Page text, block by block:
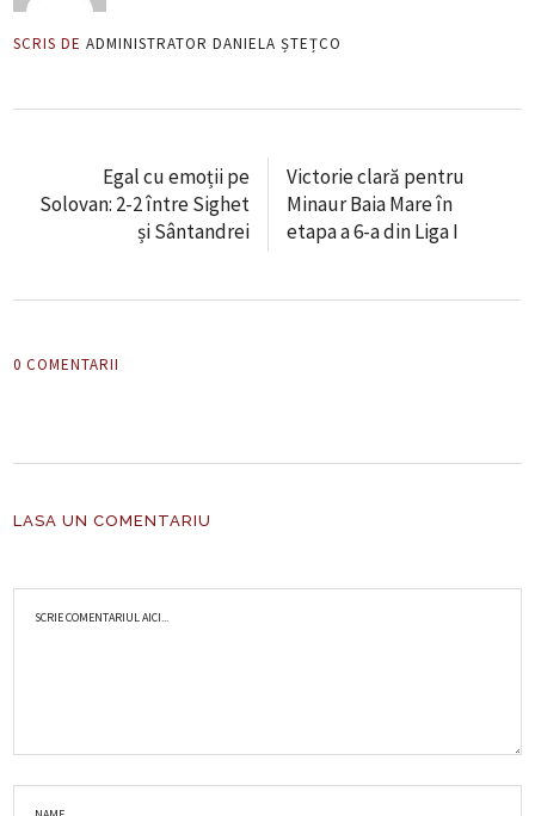
SCRIS DE ADMINISTRATOR DANIELA ȘTEȚCO
Egal cu emoții pe
Solovan: 2-2 între Sighet
și Sântandrei
Victorie clară pentru
Minaur Baia Mare în
etapa a 6-a din Liga I
0 COMENTARII
LASA UN COMENTARIU